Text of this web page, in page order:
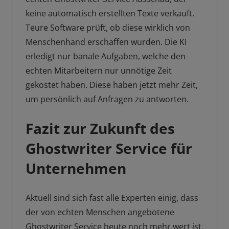
keine automatisch erstellten Texte verkauft.
Teure Software prüft, ob diese wirklich von
Menschenhand erschaffen wurden. Die KI
erledigt nur banale Aufgaben, welche den
echten Mitarbeitern nur unnötige Zeit
gekostet haben. Diese haben jetzt mehr Zeit,
um persönlich auf Anfragen zu antworten.
Fazit zur Zukunft des
Ghostwriter Service für
Unternehmen
Aktuell sind sich fast alle Experten einig, dass
der von echten Menschen angebotene
Ghostwriter Service heute noch mehr wert ist,